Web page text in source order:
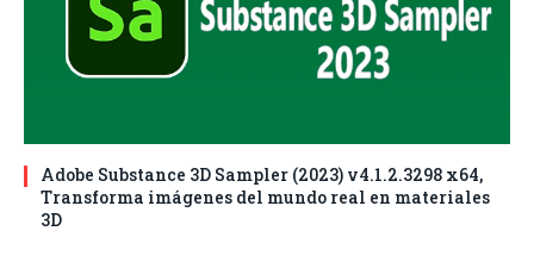
Adobe Substance 3D Sampler (2023) v4.1.2.3298 x64,
Transforma imágenes del mundo real en materiales
3D